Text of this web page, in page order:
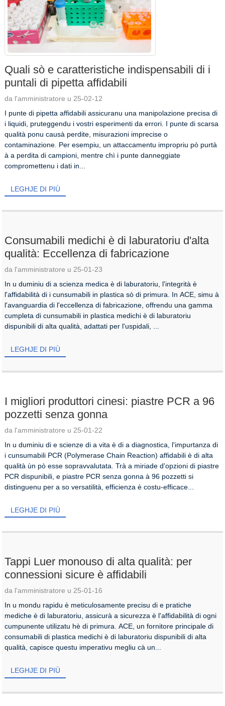
Quali sò e caratteristiche indispensabili di i
puntali di pipetta affidabili
da l'amministratore u 25-02-12
I punte di pipetta affidabili assicuranu una manipolazione precisa di
i liquidi, pruteggendu i vostri esperimenti da errori. I punte di scarsa
qualità ponu causà perdite, misurazioni imprecise o
contaminazione. Per esempiu, un attaccamentu impropriu pò purtà
à a perdita di campioni, mentre chì i punte danneggiate
compromettenu i dati in...
LEGHJE DI PIÙ
Consumabili medichi è di laburatoriu d'alta
qualità: Eccellenza di fabricazione
da l'amministratore u 25-01-23
In u duminiu di a scienza medica è di laburatoriu, l'integrità è
l'affidabilità di i cunsumabili in plastica sò di primura. In ACE, simu à
l'avanguardia di l'eccellenza di fabricazione, offrendu una gamma
cumpleta di cunsumabili in plastica medichi è di laburatoriu
dispunibili di alta qualità, adattati per l'uspidali, ...
LEGHJE DI PIÙ
I migliori produttori cinesi: piastre PCR a 96
pozzetti senza gonna
da l'amministratore u 25-01-22
In u duminiu di e scienze di a vita è di a diagnostica, l'impurtanza di
i cunsumabili PCR (Polymerase Chain Reaction) affidabili è di alta
qualità ùn pò esse sopravvalutata. Trà a miriade d'opzioni di piastre
PCR dispunibili, e piastre PCR senza gonna à 96 pozzetti si
distinguenu per a so versatilità, efficienza è costu-efficace...
LEGHJE DI PIÙ
Tappi Luer monouso di alta qualità: per
connessioni sicure è affidabili
da l'amministratore u 25-01-16
In u mondu rapidu è meticulosamente precisu di e pratiche
mediche è di laburatoriu, assicurà a sicurezza è l'affidabilità di ogni
cumpunente utilizatu hè di primura. ACE, un fornitore principale di
consumabili di plastica medichi è di laburatoriu dispunibili di alta
qualità, capisce questu imperativu megliu cà un...
LEGHJE DI PIÙ